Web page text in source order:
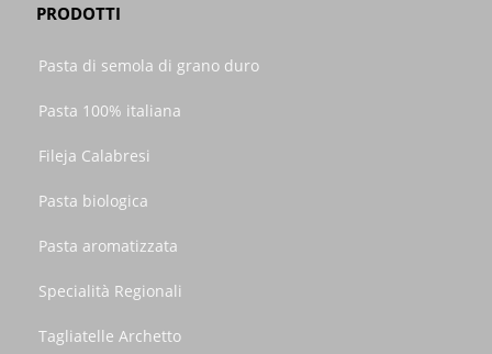
PRODOTTI
Pasta di semola di grano duro
Pasta 100% italiana
Fileja Calabresi
Pasta biologica
Pasta aromatizzata
Specialità Regionali
Tagliatelle Archetto